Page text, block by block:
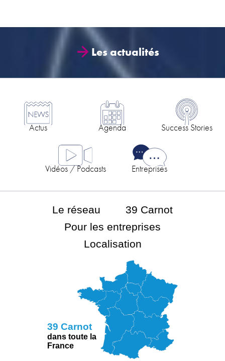
Les actualités
Actus Agenda Success Stories
Vidéos / Podcasts Entreprises
Le réseau
39 Carnot
Pour les entreprises
Localisation
39 Carnot
dans toute la
France